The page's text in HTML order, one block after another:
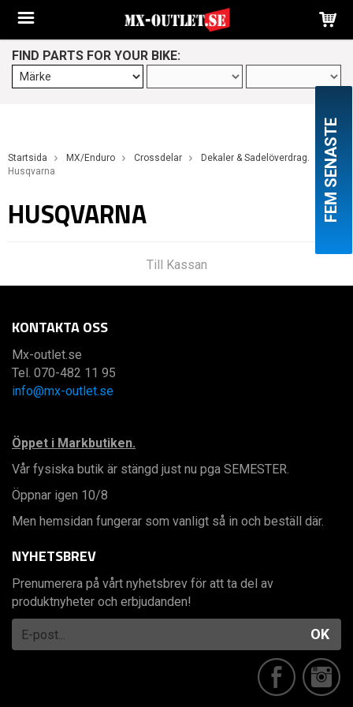
FIND PARTS FOR YOUR BIKE:
Startsida MX/Enduro Crossdelar
Dekaler & Sadelöverdrag.
Husqvarna
HUSQVARNA
Till Kassan
FEM SENASTE
KONTAKTA OSS
Mx-outlet.se
Tel. 070-482 11 95
info@mx-outlet.se
Öppet i Markbutiken.
Vår fysiska butik är stängd just nu pga SEMESTER.
Öppnar igen 10/8
Men hemsidan fungerar som vanligt så in och beställ där.
NYHETSBREV
Prenumerera på vårt nyhetsbrev för att ta del av
produktnyheter och erbjudanden!
OK